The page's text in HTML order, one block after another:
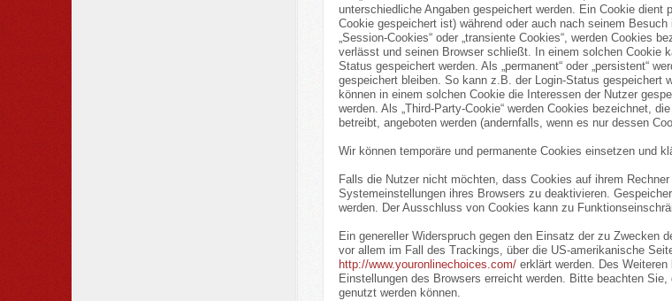
unterschiedliche Angaben gespeichert werden. Ein Cookie
Cookie gespeichert ist) während oder auch nach seinem
„Session-Cookies“ oder „transiente Cookies“, werden Cookies
verlässt und seinen Browser schließt. In einem solchen Cookie
Status gespeichert werden. Als „permanent“ oder „persistent“
gespeichert bleiben. So kann z.B. der Login-Status gespeichert
können in einem solchen Cookie die Interessen der Nutzer
werden. Als „Third-Party-Cookie“ werden Cookies bezeichnet,
betreibt, angeboten werden (andernfalls, wenn es nur dessen
Wir können temporäre und permanente Cookies einsetzen und
Falls die Nutzer nicht möchten, dass Cookies auf ihrem
Systemeinstellungen ihres Browsers zu deaktivieren.
werden. Der Ausschluss von Cookies kann zu
Ein genereller Widerspruch gegen den Einsatz der zu Zwecken
vor allem im Fall des Trackings, über die US-amerikanische
http://www.youronlinechoices.com/erklärt werden. Des Weiteren
Einstellungen des Browsers erreicht werden. Bitte beachten
genutzt werden können.